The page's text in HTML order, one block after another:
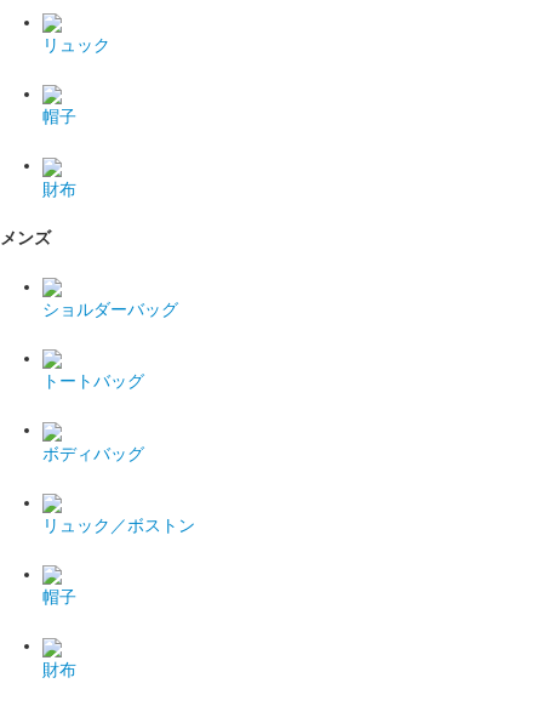
リュック
帽子
財布
メンズ
ショルダーバッグ
トートバッグ
ボディバッグ
リュック／ボストン
帽子
財布